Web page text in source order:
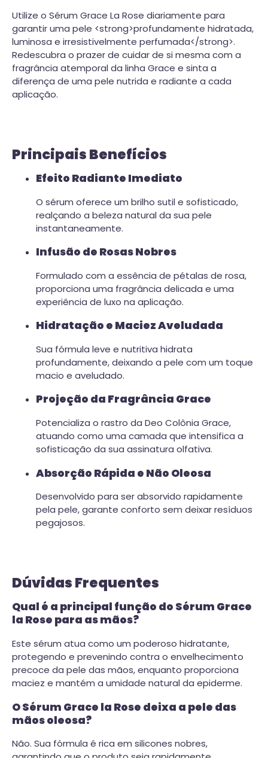
Utilize o Sérum Grace La Rose diariamente para
garantir uma pele <strong>profundamente hidratada,
luminosa e irresistivelmente perfumada</strong>.
Redescubra o prazer de cuidar de si mesma com a
fragrância atemporal da linha Grace e sinta a
diferença de uma pele nutrida e radiante a cada
aplicação.
Principais Benefícios
Efeito Radiante Imediato
O sérum oferece um brilho sutil e sofisticado,
realçando a beleza natural da sua pele
instantaneamente.
Infusão de Rosas Nobres
Formulado com a essência de pétalas de rosa,
proporciona uma fragrância delicada e uma
experiência de luxo na aplicação.
Hidratação e Maciez Aveludada
Sua fórmula leve e nutritiva hidrata
profundamente, deixando a pele com um toque
macio e aveludado.
Projeção da Fragrância Grace
Potencializa o rastro da Deo Colônia Grace,
atuando como uma camada que intensifica a
sofisticação da sua assinatura olfativa.
Absorção Rápida e Não Oleosa
Desenvolvido para ser absorvido rapidamente
pela pele, garante conforto sem deixar resíduos
pegajosos.
Dúvidas Frequentes
Qual é a principal função do Sérum Grace
la Rose para as mãos?
Este sérum atua como um poderoso hidratante,
protegendo e prevenindo contra o envelhecimento
precoce da pele das mãos, enquanto proporciona
maciez e mantém a umidade natural da epiderme.
O Sérum Grace la Rose deixa a pele das
mãos oleosa?
Não. Sua fórmula é rica em silicones nobres,